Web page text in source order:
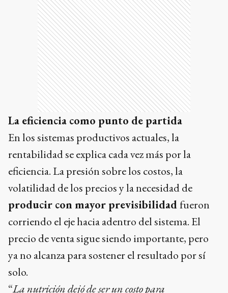
La eficiencia como punto de partida
En los sistemas productivos actuales, la
rentabilidad se explica cada vez más por la
eficiencia. La presión sobre los costos, la
volatilidad de los precios y la necesidad de
producir con mayor previsibilidadfueron
corriendo el eje hacia adentro del sistema. El
precio de venta sigue siendo importante, pero
ya no alcanza para sostener el resultado por sí
solo.
“La nutrición dejó de ser un costo para